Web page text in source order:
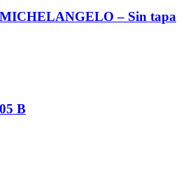
– Sin tapa
B